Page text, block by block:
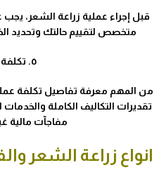
قبل إجراء عملية زراعة الشعر،
متخصص لتقييم حالتك وتحديد
٥. تكلفة العملية
من المهم معرفة تفاصيل تكلفة
تقديرات التكاليف الكاملة
مفاجآت مالية
انواع زراعة الشعر